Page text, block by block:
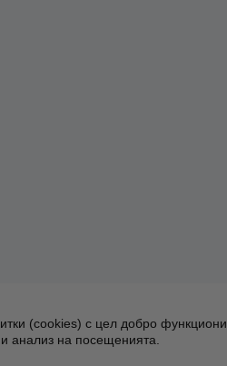
(cookies) с цел добро
анализ на посещенията.